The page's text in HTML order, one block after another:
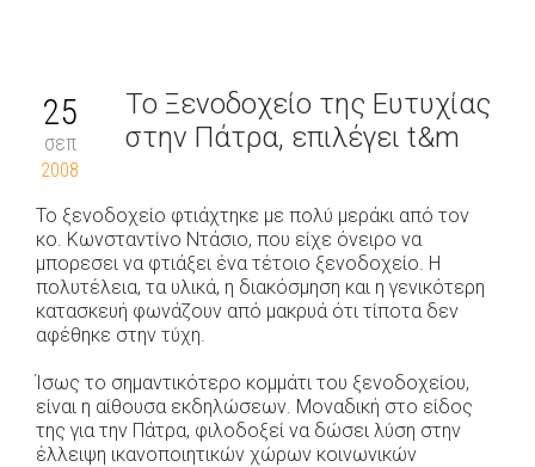
25
σεπ
2008
Το Ξενοδοχείο της Ευτυχίας
στην Πάτρα, επιλέγει t&m
Το ξενοδοχείο φτιάχτηκε με πολύ μεράκι από τον
κο. Κωνσταντίνο Ντάσιο, που είχε όνειρο να
μπορεσει να φτιάξει ένα τέτοιο ξενοδοχείο. Η
πολυτέλεια, τα υλικά, η διακόσμηση και η γενικότερη
κατασκευή φωνάζουν από μακρυά ότι τίποτα δεν
αφέθηκε στην τύχη.
Ίσως το σημαντικότερο κομμάτι του ξενοδοχείου,
είναι η αίθουσα εκδηλώσεων. Μοναδική στο είδος
της για την Πάτρα, φιλοδοξεί να δώσει λύση στην
έλλειψη ικανοποιητικών χώρων κοινωνικών